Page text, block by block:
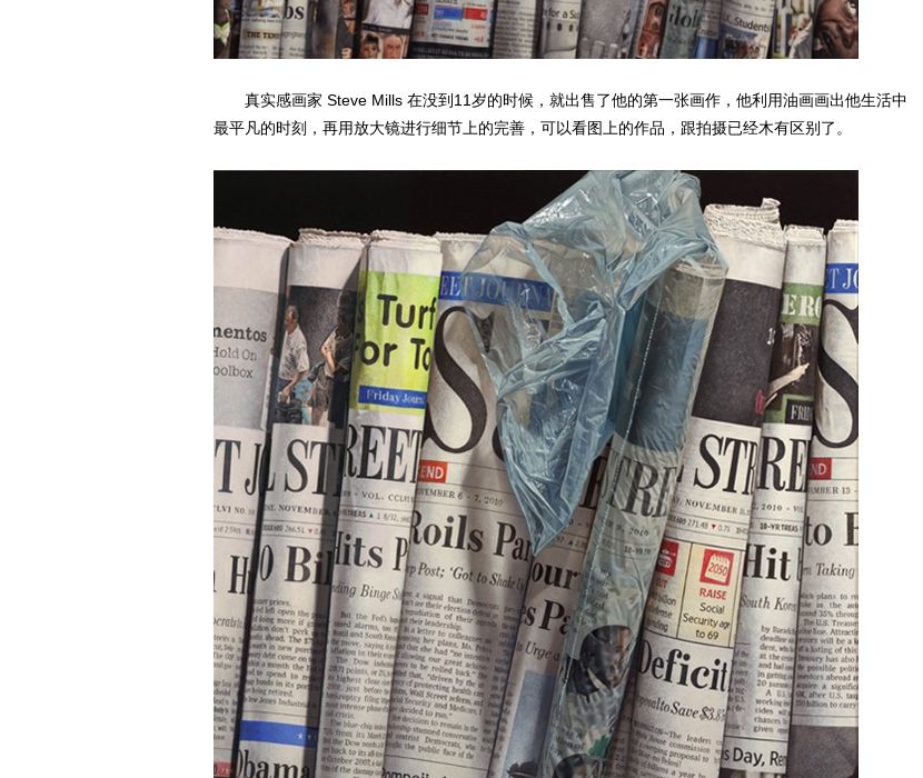
真实感画家 Steve Mills 在没到11岁的时候，就出售了他的第一张画作，他利用油画画出他生活中
最平凡的时刻，再用放大镜进行细节上的完善，可以看图上的作品，跟拍摄已经木有区别了。